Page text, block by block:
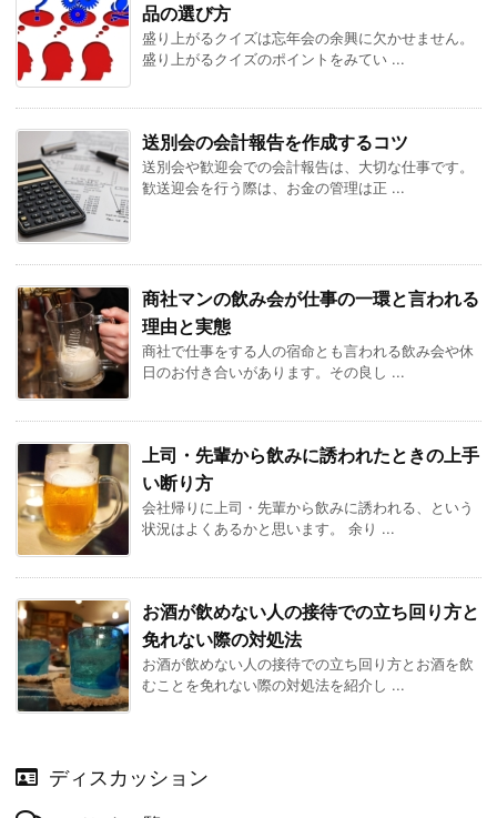
品の選び方
盛り上がるクイズは忘年会の余興に欠かせません。
盛り上がるクイズのポイントをみてい ...
送別会の会計報告を作成するコツ
送別会や歓迎会での会計報告は、大切な仕事です。
歓送迎会を行う際は、お金の管理は正 ...
商社マンの飲み会が仕事の一環と言われる
理由と実態
商社で仕事をする人の宿命とも言われる飲み会や休
日のお付き合いがあります。その良し ...
上司・先輩から飲みに誘われたときの上手
い断り方
会社帰りに上司・先輩から飲みに誘われる、という
状況はよくあるかと思います。 余り ...
お酒が飲めない人の接待での立ち回り方と
免れない際の対処法
お酒が飲めない人の接待での立ち回り方とお酒を飲
むことを免れない際の対処法を紹介し ...
ディスカッション